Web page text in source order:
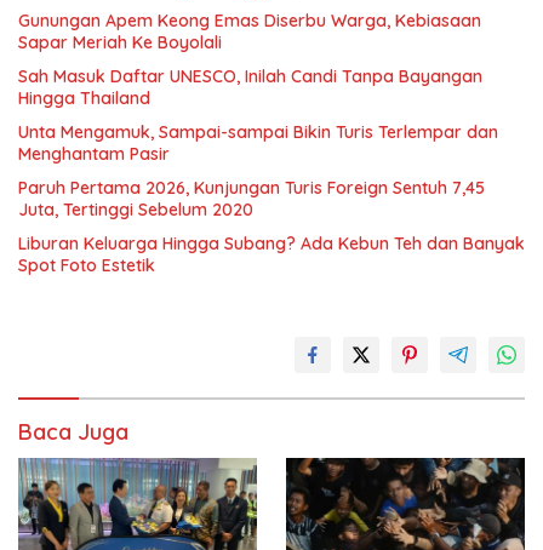
Gunungan Apem Keong Emas Diserbu Warga, Kebiasaan
Sapar Meriah Ke Boyolali
Sah Masuk Daftar UNESCO, Inilah Candi Tanpa Bayangan
Hingga Thailand
Unta Mengamuk, Sampai-sampai Bikin Turis Terlempar dan
Menghantam Pasir
Paruh Pertama 2026, Kunjungan Turis Foreign Sentuh 7,45
Juta, Tertinggi Sebelum 2020
Liburan Keluarga Hingga Subang? Ada Kebun Teh dan Banyak
Spot Foto Estetik
Baca Juga